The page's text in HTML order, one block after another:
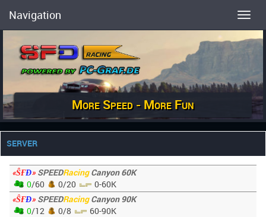
Navigation
More Speed - More Fun
SERVER
«ŜҒĐ» SPEEDRacingCanyon 60K
0/60 0/20
0-60K
«ŜҒĐ» SPEEDRacingCanyon 90K
0/12 0/8
60-90K